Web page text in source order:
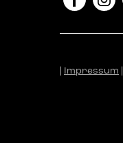
Impressum